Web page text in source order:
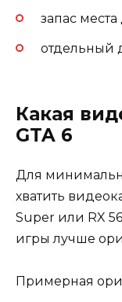
запас
отдельный
Какая
GTA 6
Для
хватить
Super или RX
игры лучше
Примерная